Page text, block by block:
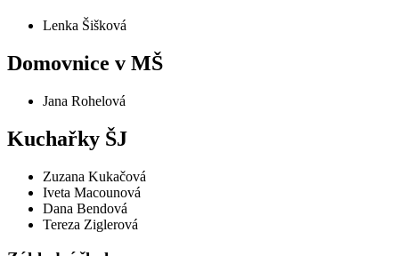
Lenka Šišková
Domovnice v MŠ
Jana Rohelová
Kuchařky ŠJ
Zuzana Kukačová
Iveta Macounová
Dana Bendová
Tereza Ziglerová